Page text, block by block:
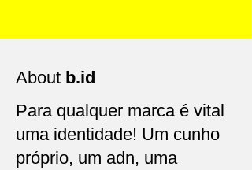
About b.id
Para qualquer marca é vital
uma identidade! Um cunho
próprio, um adn, uma